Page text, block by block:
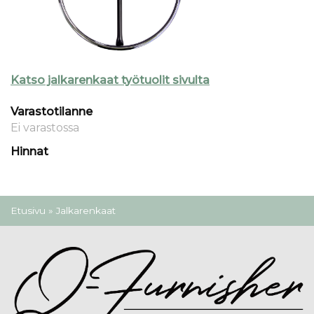
Katso jalkarenkaat työtuolit sivulta
Varastotilanne
Ei varastossa
Hinnat
Olet täällä
Etusivu » Jalkarenkaat